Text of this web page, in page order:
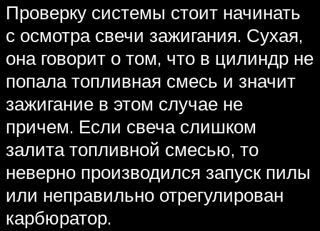
Проверку системы стоит начинать
с осмотра свечи зажигания. Сухая,
она говорит о том, что в цилиндр не
попала топливная смесь и значит
зажигание в этом случае не
причем. Если свеча слишком
залита топливной смесью, то
неверно производился запуск пилы
или неправильно отрегулирован
карбюратор.